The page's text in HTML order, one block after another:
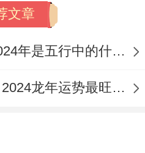
过来~再以…为例属
行的的组合中尽管有
间仍是现实着不兼容
属猴女感到好尴尬。
文章
2024什么生肖年，2024年是五行中的什么生肖年份
2024年最旺的生肖，2024龙年运势最旺的4个生肖